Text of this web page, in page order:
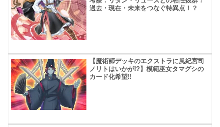
過去・現在・未来をつなぐ特異点！？
【魔術師デッキのエクストラに風紀宮司
ノリトはいかが!?】模範巫女タマグシの
カード化希望!!